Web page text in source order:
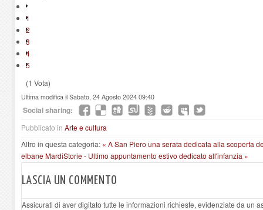
1
2
3
4
5
(1 Vota)
Ultima modifica il Sabato, 24 Agosto 2024 09:40
Social sharing:
Pubblicato in Arte e cultura
Altro in questa categoria: « A San Piero una serata dedicata alla scoperta
elbaneMardiStorie - Ultimo appuntamento estivo dedicato all'infanzia »
LASCIA UN COMMENTO
Assicurati di aver digitato tutte le informazioni richieste, evidenziate da un